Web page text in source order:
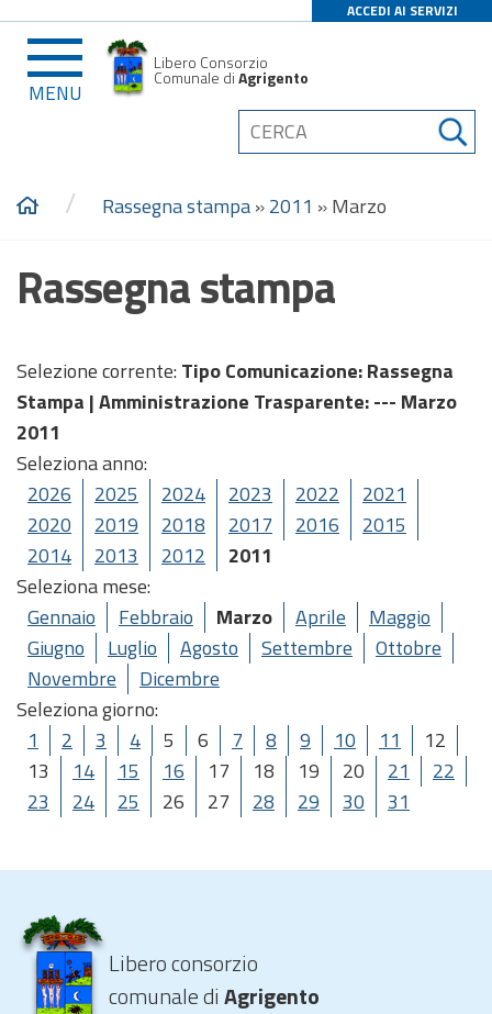
ACCEDI AI SERVIZI
MENU
Libero Consorzio
Comunale diAgrigento
/ Rassegna stampa»2011 »Marzo
Rassegna stampa
Selezione corrente: Tipo Comunicazione: Rassegna
Stampa |Amministrazione Trasparente: --- Marzo
2011
Seleziona anno:
2026
2025 2024 2023 2022
2021
2020
2019 2018 2017 2016
2015
2014
2013 2012
2011
Seleziona mese:
Gennaio
Febbraio Marzo Aprile
Maggio
Giugno
Luglio Agosto Settembre
Ottobre
Novembre
Dicembre
Seleziona giorno:
1
2 3 4 5 6 7 8 9 10 11
12
13
14 15 16 17 18 19 20 21
22
23
24 25 26 27 28 29 30 31
Libero consorzio
comunale diAgrigento